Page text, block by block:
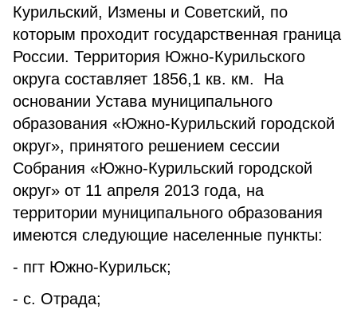
Курильский, Измены и Советский, по
которым проходит государственная граница
России. Территория Южно-Курильского
округа составляет 1856,1 кв. км. На
основании Устава муниципального
образования «Южно-Курильский городской
округ», принятого решением сессии
Собрания «Южно-Курильский городской
округ» от 11 апреля 2013 года, на
территории муниципального образования
имеются следующие населенные пункты:
- пгт Южно-Курильск;
- с. Отрада;